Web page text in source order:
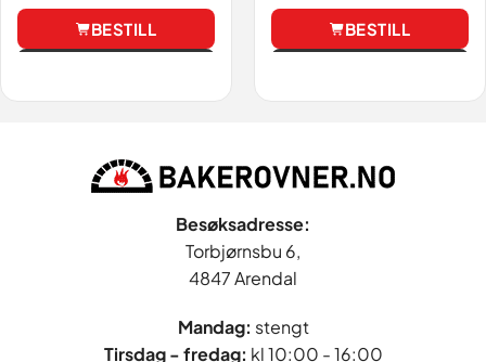
BESTILL BESTILL
Besøksadresse:
Torbjørnsbu 6,
4847 Arendal
Mandag: stengt
Tirsdag - fredag: kl 10:00 - 16:00